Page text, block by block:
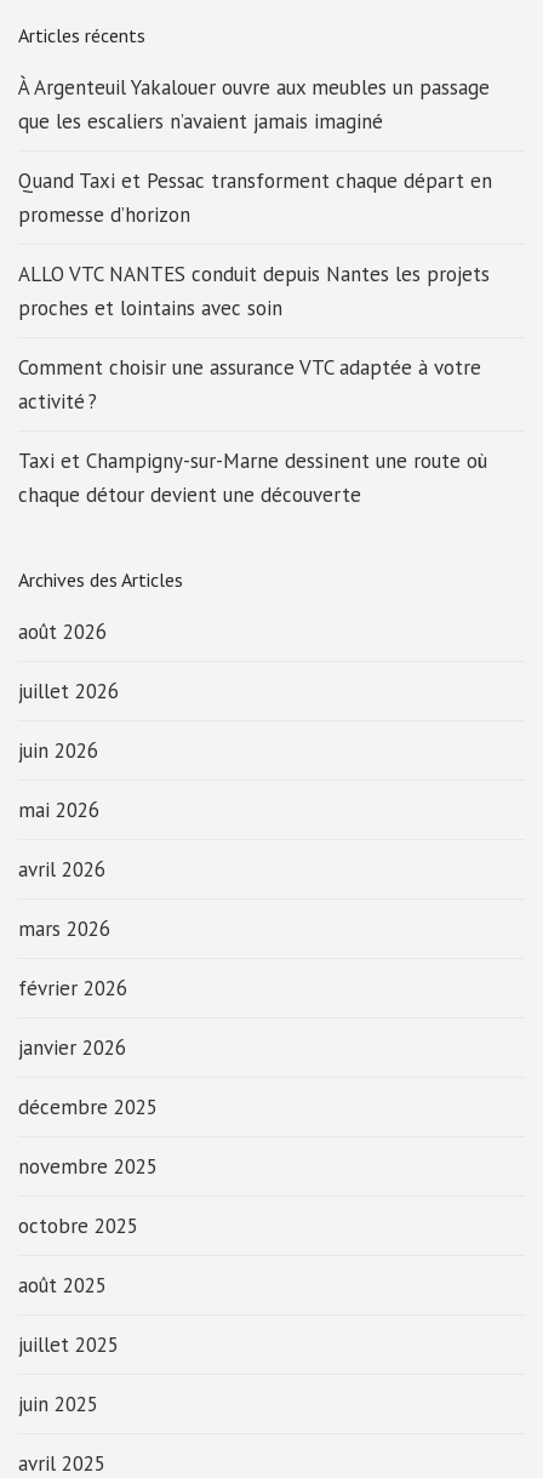
Articles récents
À Argenteuil Yakalouer ouvre aux meubles un passage
que les escaliers n’avaient jamais imaginé
Quand Taxi et Pessac transforment chaque départ en
promesse d’horizon
ALLO VTC NANTES conduit depuis Nantes les projets
proches et lointains avec soin
Comment choisir une assurance VTC adaptée à votre
activité ?
Taxi et Champigny-sur-Marne dessinent une route où
chaque détour devient une découverte
Archives des Articles
août 2026
juillet 2026
juin 2026
mai 2026
avril 2026
mars 2026
février 2026
janvier 2026
décembre 2025
novembre 2025
octobre 2025
août 2025
juillet 2025
juin 2025
avril 2025